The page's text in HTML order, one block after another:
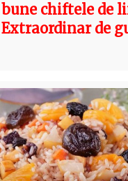
chiftele de
Extraordinar de